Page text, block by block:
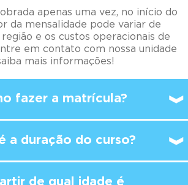
apenas uma vez, no início do
da mensalidade pode variar de
e os custos operacionais de
em contato com nossa unidade
mais informações!
fazer a matrícula?
a duração do curso?
de qual idade é